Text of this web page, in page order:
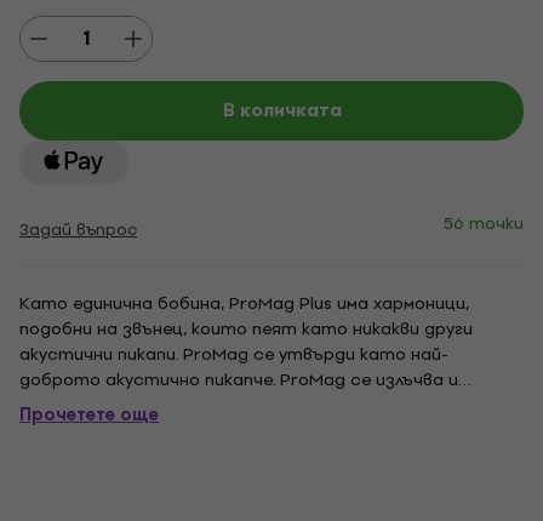
В количката
Задай въпрос 56 точки
Като единична бобина, ProMag Plus има хармоници,
подобни на звънец, които пеят като никакви други
акустични пикапи. ProMag се утвърди като най-
доброто акустично пикапче. ProMag се излъчва и
балансира във фабриката за перфектен низ баланс -
тройни струни и бас низовете ще изпъкват със същия
Прочетете още